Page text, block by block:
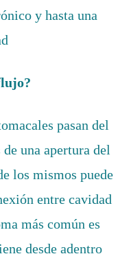
y hasta una
pasan del
una apertura del
los mismos puede
entre cavidad
más común es
desde adentro